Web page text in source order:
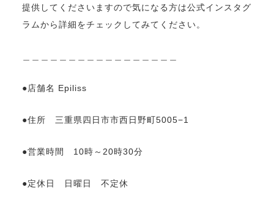
提供してくださいますので気になる方は公式インスタグ
ラムから詳細をチェックしてみてください。
●店舗名 Epiliss
●住所 三重県四日市市西日野町5005−1
●営業時間 10時～20時30分
●定休日 日曜日 不定休